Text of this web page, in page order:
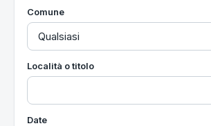
Comune
Località o titolo
Date